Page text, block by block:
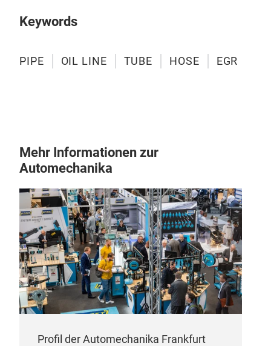
Keywords
PIPE OIL LINE TUBE HOSE EGR
Mehr Informationen zur
Automechanika
Profil der Automechanika Frankfurt